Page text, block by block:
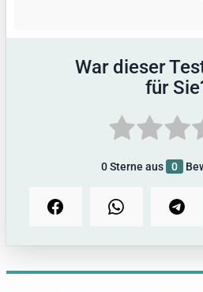
Vergleichstabelle mit allen
Alle Infos zum Thema
War dieser
für
0Sterne aus 0